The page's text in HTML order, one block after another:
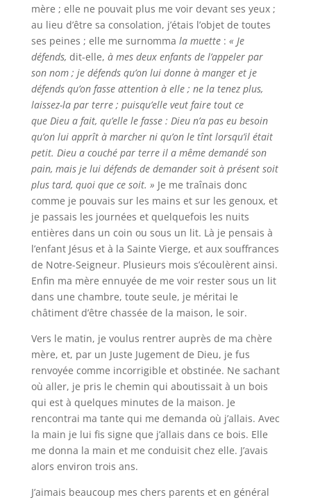
mère ; elle ne pouvait plus me voir devant ses yeux ;
au lieu d’être sa consolation, j’étais l’objet de toutes
ses peines ; elle me surnomma la muette: « Je
défends, dit-elle, à mes deux enfants de l’appeler par
son nom ; je défends qu’on lui donne à manger et je
défends qu’on fasse attention à elle ; ne la tenez plus,
laissez-la par terre ; puisqu’elle veut faire tout ce
que Dieu a fait, qu’elle le fasse : Dieu n’a pas eu besoin
qu’on lui apprît à marcher ni qu’on le tînt lorsqu’il était
petit. Dieu a couché par terre il a même demandé son
pain, mais je lui défends de demander soit à présent soit
plus tard, quoi que ce soit. » Je me traînais donc
comme je pouvais sur les mains et sur les genoux, et
je passais les journées et quelquefois les nuits
entières dans un coin ou sous un lit. Là je pensais à
l’enfant Jésus et à la Sainte Vierge, et aux souffrances
de Notre-Seigneur. Plusieurs mois s’écoulèrent ainsi.
Enfin ma mère ennuyée de me voir rester sous un lit
dans une chambre, toute seule, je méritai le
châtiment d’être chassée de la maison, le soir.
Vers le matin, je voulus rentrer auprès de ma chère
mère, et, par un Juste Jugement de Dieu, je fus
renvoyée comme incorrigible et obstinée. Ne sachant
où aller, je pris le chemin qui aboutissait à un bois
qui est à quelques minutes de la maison. Je
rencontrai ma tante qui me demanda où j’allais. Avec
la main je lui fis signe que j’allais dans ce bois. Elle
me donna la main et me conduisit chez elle. J’avais
alors environ trois ans.
J’aimais beaucoup mes chers parents et en général